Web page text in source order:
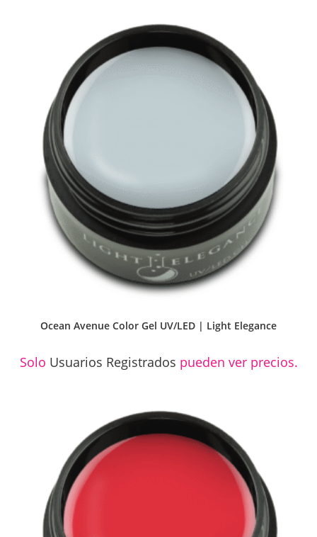
Ocean Avenue Color Gel UV/LED | Light Elegance
Solo Usuarios Registrados pueden ver precios.